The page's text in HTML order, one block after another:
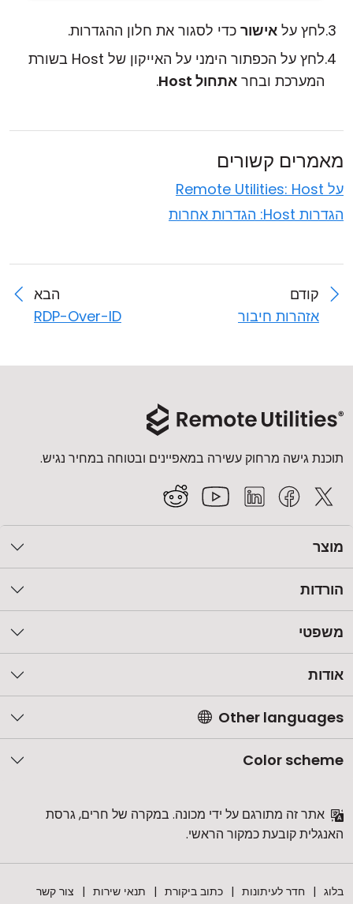
לחץ על אישור כדי לסגור את חלון ההגדרות.
לחץ על הכפתור הימני על האייקון של Host בשורת
המערכת ובחר אתחול Host .
מאמרים קשורים
על Remote Utilities: Host
הגדרות Host: הגדרות אחרות
קודם
אזהרות חיבור
הבא
RDP-Over-ID
תוכנת גישה מרחוק עשירה במאפיינים ובטוחה במחיר נגיש.
מוצר
הורדות
משפטי
אודות
Other languages
Color scheme
אתר זה מתורגם על ידי מכונה. במקרה של חרים, גרסת
האנגלית קובעת כמקור הראשי.
בלוג חדר לעיתונות כתוב ביקורת תנאי שירות צור קשר